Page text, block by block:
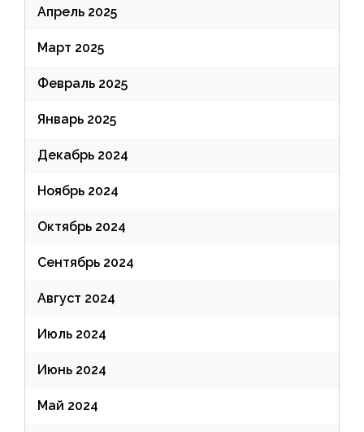
Апрель 2025
Март 2025
Февраль 2025
Январь 2025
Декабрь 2024
Ноябрь 2024
Октябрь 2024
Сентябрь 2024
Август 2024
Июль 2024
Июнь 2024
Май 2024